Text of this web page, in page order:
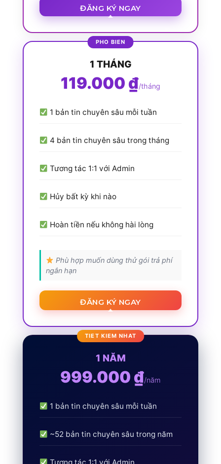
ĐĂNG KÝ NGAY
1 THÁNG
119.000 ₫/tháng
1 bản tin chuyên sâu mỗi tuần
4 bản tin chuyên sâu trong tháng
Tương tác 1:1 với Admin
Hủy bất kỳ khi nào
Hoàn tiền nếu không hài lòng
Phù hợp muốn dùng thử gói trả phí
ngắn hạn
ĐĂNG KÝ NGAY
1 NĂM
999.000 ₫/năm
1 bản tin chuyên sâu mỗi tuần
~52 bản tin chuyên sâu trong năm